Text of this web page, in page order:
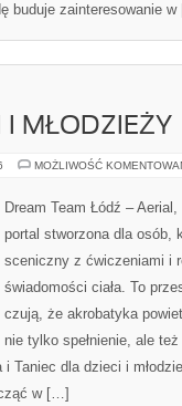
buduje zainteresowanie
I MŁODZIEŻY
MOŻLIWOŚĆ
Dream Team Łódź –
portal stworzona dla osób,
sceniczny z ćwiczeniami i
świadomości ciała. To
czują, że akrobatyka
nie tylko spełnienie, ale
Taniec dla dzieci i
w […]